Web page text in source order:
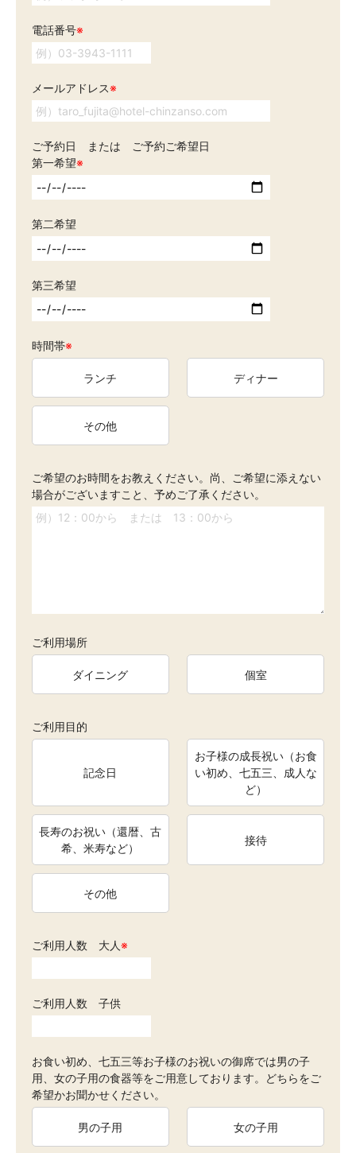
電話番号※
メールアドレス※
ご予約日 または ご予約ご希望日
第一希望※
第二希望
第三希望
時間帯※
ランチ ディナー
その他
ご希望のお時間をお教えください。尚、ご希望に添えない
場合がございますこと、予めご了承ください。
ご利用場所
ダイニング 個室
ご利用目的
記念日
お子様の成長祝い（お食
い初め、七五三、成人な
ど）
長寿のお祝い（還暦、古
希、米寿など）
接待
その他
ご利用人数 大人※
ご利用人数 子供
お食い初め、七五三等お子様のお祝いの御席では男の子
用、女の子用の食器等をご用意しております。どちらをご
希望かお聞かせください。
男の子用 女の子用